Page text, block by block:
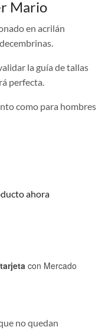
Mario
en acrilán
la guía de tallas
perfecta.
como para hombres
ahora
con Mercado
no quedan